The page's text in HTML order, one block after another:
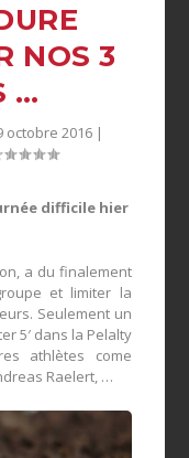
NOS 3
…
octobre 2016|
difficile hier
a du finalement
et limiter la
Seulement un
5′ dans la Pelalty
athlètes come
Raelert, …